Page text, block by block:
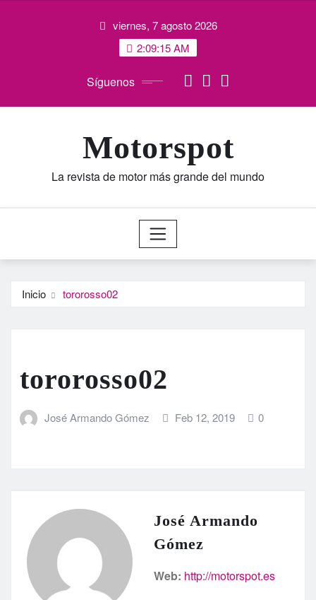
viernes, 7 agosto 2026
2:09:16 AM
Síguenos
Motorspot
La revista de motor más grande del mundo
Inicio tororosso02
tororosso02
José Armando Gómez Feb 12, 2019 0
José Armando
Gómez
Web: http://motorspot.es